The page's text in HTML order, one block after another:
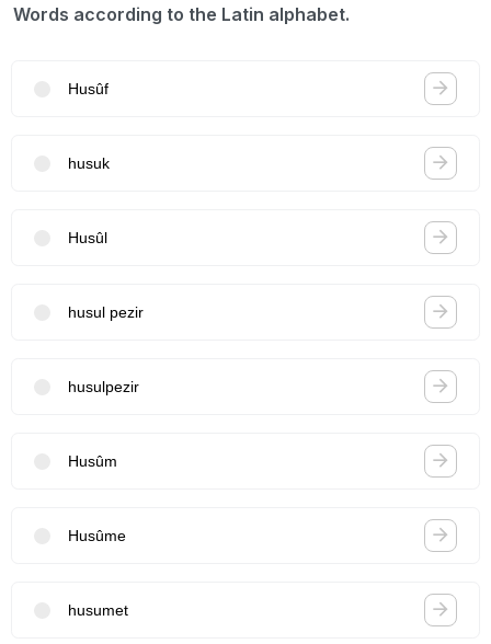
Words according to the Latin alphabet.
Husûf
husuk
Husûl
husul pezir
husulpezir
Husûm
Husûme
husumet